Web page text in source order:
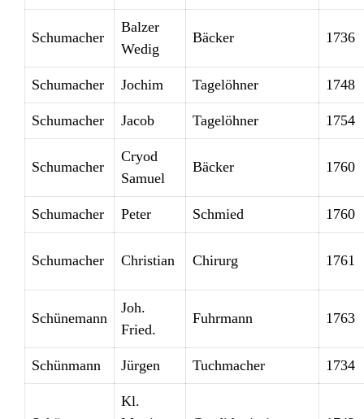
Schumacher
Balzer
Wedig
Bäcker 1736
Schumacher Jochim Tagelöhner 1748
Schumacher Jacob Tagelöhner 1754
Schumacher
Cryod
Samuel
Bäcker 1760
Schumacher Peter Schmied 1760
Schumacher Christian Chirurg 1761
Schünemann
Joh.
Fried.
Fuhrmann 1763
Schünmann Jürgen Tuchmacher 1734
Kl.